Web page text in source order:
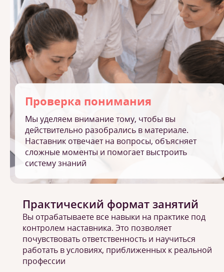
Проверка понимания
Мы уделяем внимание тому, чтобы вы
действительно разобрались в материале.
Наставник отвечает на вопросы, объясняет
сложные моменты и помогает выстроить
систему знаний
Практический формат занятий
Вы отрабатываете все навыки на практике под
контролем наставника. Это позволяет
почувствовать ответственность и научиться
работать в условиях, приближенных к реальной
профессии